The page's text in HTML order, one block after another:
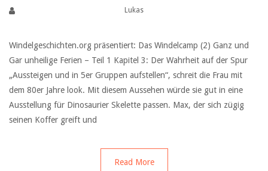
Lukas
Windelgeschichten.org präsentiert: Das Windelcamp (2) Ganz und
Gar unheilige Ferien – Teil 1 Kapitel 3: Der Wahrheit auf der Spur
„Aussteigen und in 5er Gruppen aufstellen“, schreit die Frau mit
dem 80er Jahre look. Mit diesem Aussehen würde sie gut in eine
Ausstellung für Dinosaurier Skelette passen. Max, der sich zügig
seinen Koffer greift und
Read More